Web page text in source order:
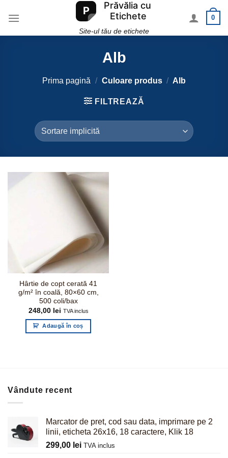
Site-ul tău de etichete
0
Alb
Prima pagină / Culoare produs / Alb
FILTREAZĂ
Hârtie de copt cerată 41
g/m² în coală, 80×60 cm,
500 coli/bax
248,00 lei TVA inclus
Adaugă în coș
Vândute recent
Marcator de pret, cod sau data, imprimare pe 2
linii, eticheta 26x16, 18 caractere, Klik 18
299,00 lei TVA inclus